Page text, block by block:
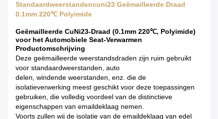
Standaardweerstandencuni23 Geëmailleerde Draad
0.1mm 220℃ Polyimide
Geëmailleerde CuNi23-Draad (0.1mm 220℃, Polyimide)
voor het Automobiele Seat-Verwarmen
Productomschrijving
Deze geëmailleerde weerstandsdraden zijn ruim gebruikt
voor standaardweerstanden, auto
delen, windende weerstanden, enz. die de
isolatieverwerking meest geschikt voor deze toepassingen
gebruiken, die volledig voordeel van de distinctieve
eigenschappen van emaildeklaag nemen.
Voorts zullen wij de isolatie van de emaildeklaag van edel